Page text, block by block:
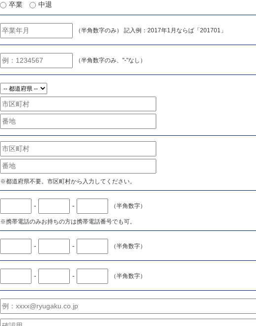
卒業 中退
（半角数字のみ） 記入例：2017年1月ならば「201701」
（半角数字のみ、"-"なし）
※都道府県不要。市区町村から入力してください。
- - （半角数字）
※携帯電話のみお持ちの方は携帯電話番号でも可。
- - （半角数字）
- - （半角数字）